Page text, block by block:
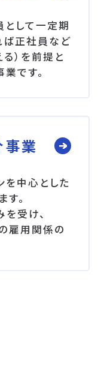
として一定期
ば正社員など
）を前提と
です。
業
を中心とした
。
受け、
雇用関係の